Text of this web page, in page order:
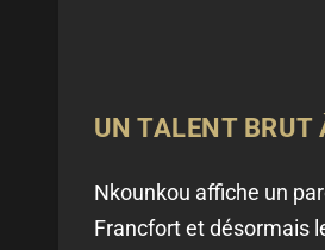
UN TALENT BRUT
Nkounkou affiche un
Francfort et désormais